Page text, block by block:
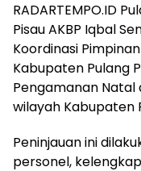
RADARTEMPO.ID
Pisau AKBP Iqbal
Koordinasi
Kabupaten Pulang
Pengamanan Natal
wilayah Kabupaten
Peninjauan ini
personel,